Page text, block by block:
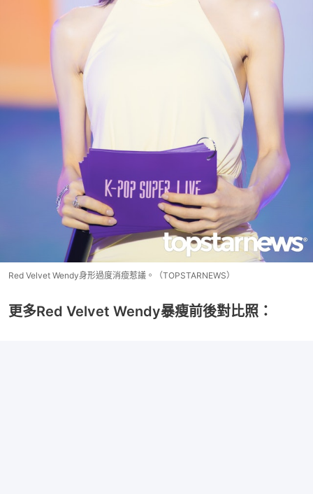
Red Velvet Wendy身形過度消瘦惹議。（TOPSTARNEWS）
更多Red Velvet Wendy暴瘦前後對比照：